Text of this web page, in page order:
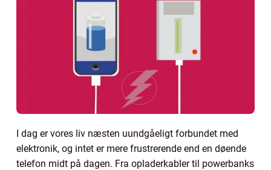
I dag er vores liv næsten uundgåeligt forbundet med
elektronik, og intet er mere frustrerende end en døende
telefon midt på dagen. Fra opladerkabler til powerbanks